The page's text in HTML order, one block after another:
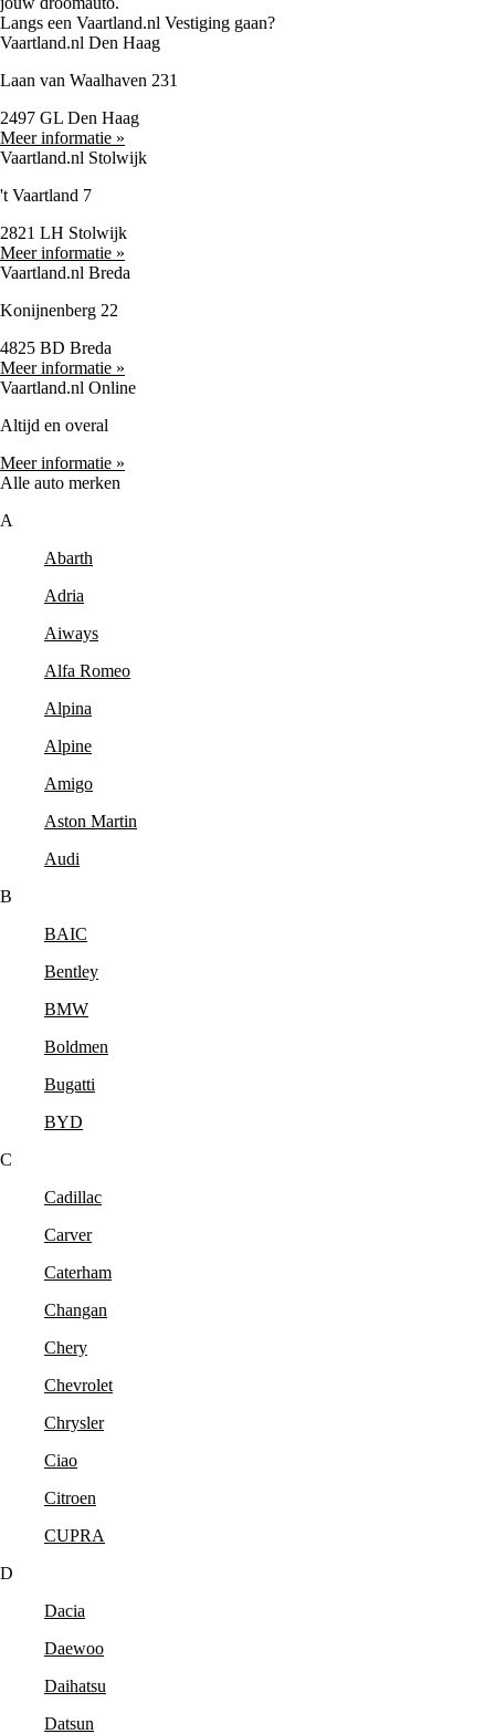
Langs een Vaartland.nl Vestiging gaan?
Vaartland.nl Den Haag
Laan van Waalhaven 231
2497 GL Den Haag
Meer informatie »
Vaartland.nl Stolwijk
't Vaartland 7
2821 LH Stolwijk
Meer informatie »
Vaartland.nl Breda
Konijnenberg 22
4825 BD Breda
Meer informatie »
Vaartland.nl Online
Altijd en overal
Meer informatie »
Alle auto merken
A
Abarth
Adria
Aiways
Alfa Romeo
Alpina
Alpine
Amigo
Aston Martin
Audi
B
BAIC
Bentley
BMW
Boldmen
Bugatti
BYD
C
Cadillac
Carver
Caterham
Changan
Chery
Chevrolet
Chrysler
Ciao
Citroen
CUPRA
D
Dacia
Daewoo
Daihatsu
Datsun